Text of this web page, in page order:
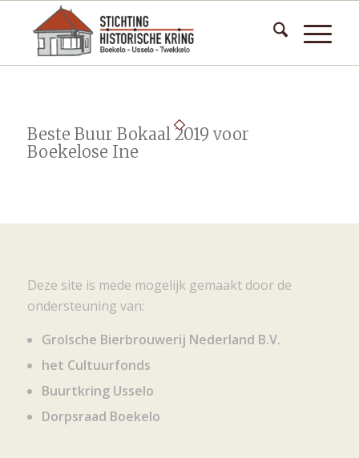
Beste Buur Bokaal 2019 voor
Boekelose Ine
Deze site is mede mogelijk gemaakt door de
ondersteuning van:
Grolsche Bierbrouwerij Nederland B.V.
het Cultuurfonds
Buurtkring Usselo
Dorpsraad Boekelo